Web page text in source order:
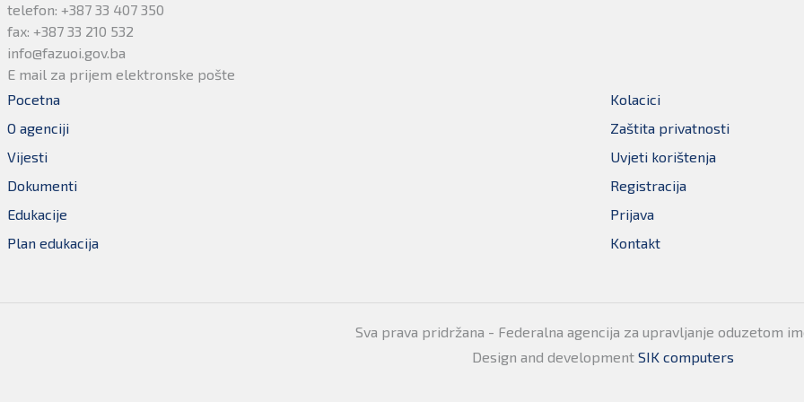
telefon: +387 33 407 350
fax: +387 33 210 532
info@fazuoi.gov.ba
E mail za prijem elektronske pošte
Pocetna
O agenciji
Vijesti
Dokumenti
Edukacije
Plan edukacija
Kolacici
Zaštita privatnosti
Uvjeti korištenja
Registracija
Prijava
Kontakt
Sva prava pridržana - Federalna agencija za upravljanje oduzetom
Design and development SIK computers